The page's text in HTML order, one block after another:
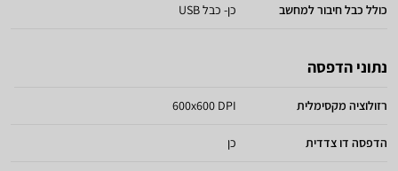
כולל כבל חיבור למחשב כן- כבל USB
נתוני הדפסה
רזולוציה מקסימלית 600x600 DPI
הדפסה דו צדדית כן